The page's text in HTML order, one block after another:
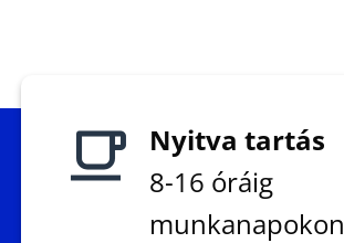
Nyitva tartás
8-16 óráig
munkanapokon